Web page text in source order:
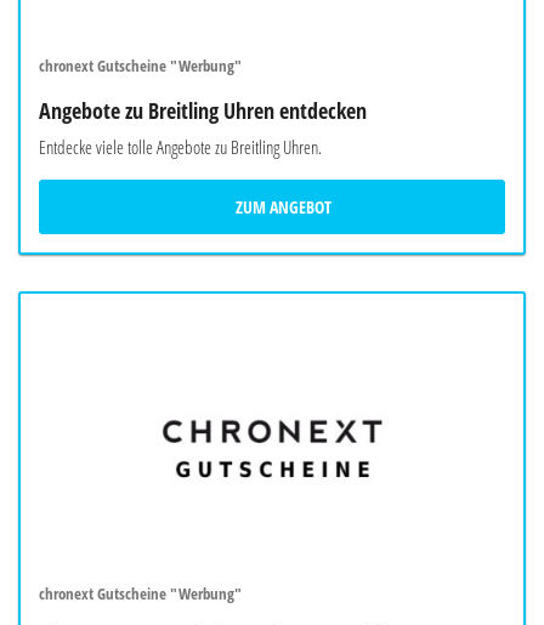
chronext Gutscheine "Werbung"
Angebote zu Breitling Uhren entdecken
Entdecke viele tolle Angebote zu Breitling Uhren.
ZUM ANGEBOT
chronext Gutscheine "Werbung"